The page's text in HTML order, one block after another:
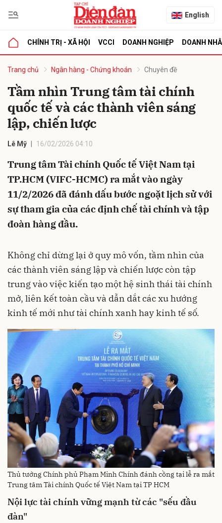
English
CHÍNH TRỊ - XÃ HỘI VCCI DOANH NGHIỆP DOANH
Trang chủ Ngân hàng - Chứng khoán Chuyên đề
Tầm nhìn Trung tâm tài chính
quốc tế và các thành viên sáng
lập, chiến lược
Lê Mỹ 16/02/2026 04:10
Trung tâm Tài chính Quốc tế Việt Nam tại
TP.HCM (VIFC-HCMC) ra mắt vào ngày
11/2/2026 đã đánh dấu bước ngoặt lịch sử với
sự tham gia của các định chế tài chính và tập
đoàn hàng đầu.
Không chỉ dừng lại ở quy mô vốn, tầm nhìn của
các thành viên sáng lập và chiến lược còn tập
trung vào việc kiến tạo một hệ sinh thái tài chính
mở, liên kết toàn cầu và dẫn dắt các xu hướng
kinh tế mới như tài chính xanh hay kinh tế số.
Thủ tướng Chính phủ Phạm Minh Chính đánh cồng tại lễ ra mắt
Trung tâm Tài chính Quốc tế Việt Nam tại TP HCM
Nội lực tài chính vững mạnh từ các "sếu đầu
đàn"
luận
Hủy